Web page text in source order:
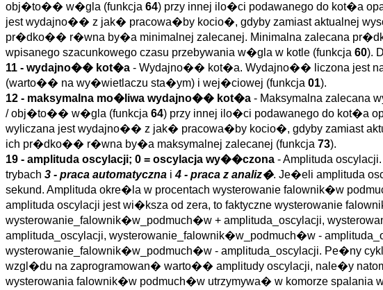
obj�to�� w�gla (funkcja 64) przy innej ilo�ci podawanego do kot�a
jest wydajno�� z jak� pracowa�by kocio�, gdyby zamiast aktualnej
pr�dko�� r�wna by�a minimalnej zalecanej. Minimalna zalecana
wpisanego szacunkowego czasu przebywania w�gla w kotle (funkcja 60).
11 - wydajno�� kot�a - Wydajno�� kot�a. Wydajno�� liczona jest
(warto�� na wy�wietlaczu sta�ym) i wej�ciowej (funkcja 01).
12 - maksymalna mo�liwa wydajno�� kot�a - Maksymalna
/ obj�to�� w�gla (funkcja 64) przy innej ilo�ci podawanego do kot�a
wyliczana jest wydajno�� z jak� pracowa�by kocio�, gdyby zamiast
ich pr�dko�� r�wna by�a maksymalnej zalecanej (funkcja 73).
19 - amplituda oscylacji; 0 = oscylacja wy��czona - Amplituda
trybach 3 - praca automatyczna i4 - praca z analiz�. Je�eli amplituda
sekund. Amplituda okre�la w procentach wysterowanie falownik�w
amplituda oscylacji jest wi�ksza od zera, to faktyczne wysterowanie
wysterowanie_falownik�w_podmuch�w + amplituda_oscylacji,
amplituda_oscylacji, wysterowanie_falownik�w_podmuch�w -
wysterowanie_falownik�w_podmuch�w - amplituda_oscylacji. Pe�ny
wzgl�du na zaprogramowan� warto�� amplitudy oscylacji, nale�y
wysterowania falownik�w podmuch�w utrzymywa� w komorze